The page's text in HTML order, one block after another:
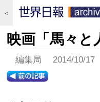
＜
映画「馬々と
編集局 2014/10/